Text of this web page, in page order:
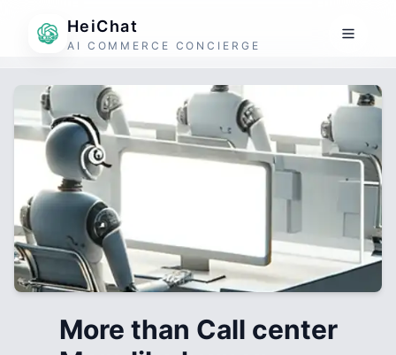
HeiChat
AI COMMERCE CONCIERGE
More than Call center